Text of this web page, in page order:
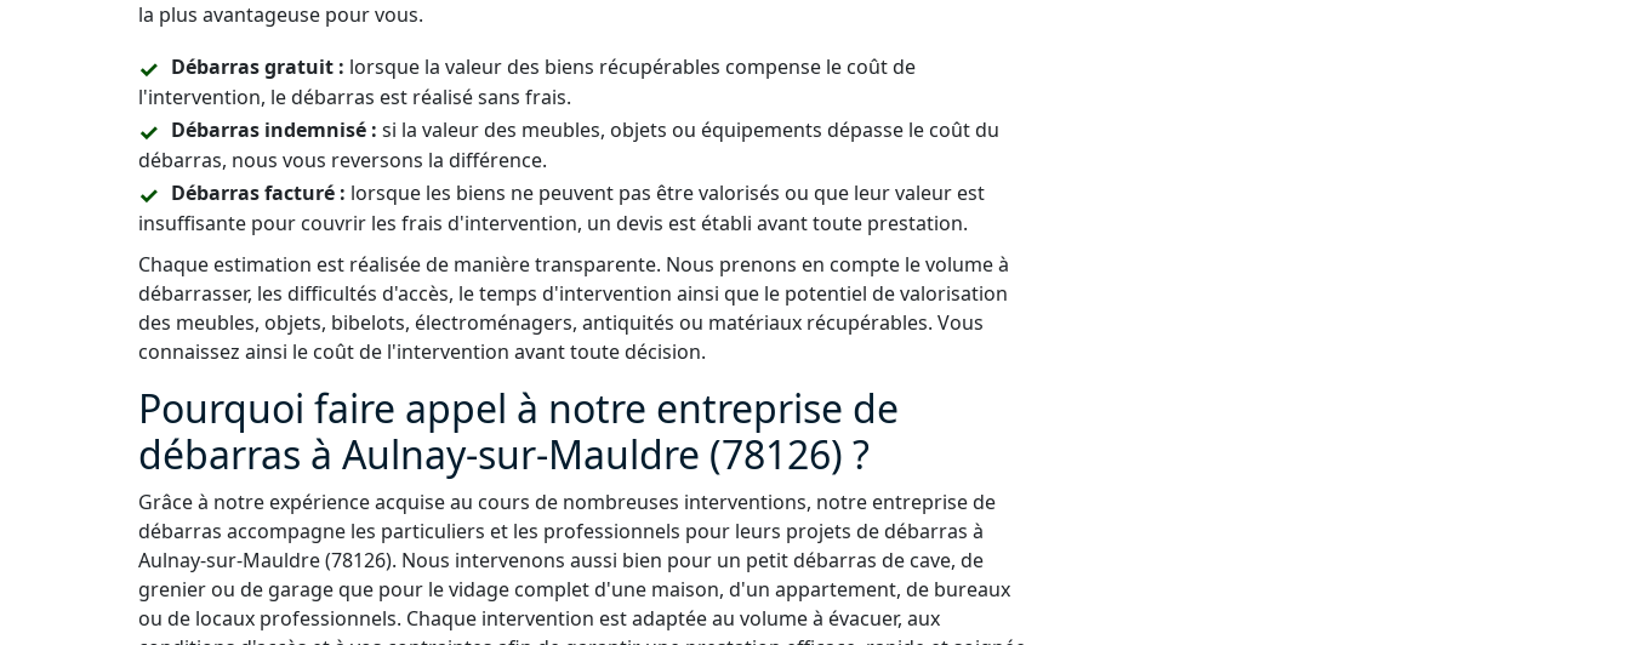
la plus avantageuse pour vous.
Débarras gratuit : lorsque la valeur des biens récupérables compense le coût de
l'intervention, le débarras est réalisé sans frais.
Débarras indemnisé : si la valeur des meubles, objets ou équipements dépasse le coût du
débarras, nous vous reversons la différence.
Débarras facturé : lorsque les biens ne peuvent pas être valorisés ou que leur valeur est
insuffisante pour couvrir les frais d'intervention, un devis est établi avant toute prestation.
Chaque estimation est réalisée de manière transparente. Nous prenons en compte le volume à
débarrasser, les difficultés d'accès, le temps d'intervention ainsi que le potentiel de valorisation
des meubles, objets, bibelots, électroménagers, antiquités ou matériaux récupérables. Vous
connaissez ainsi le coût de l'intervention avant toute décision.
Pourquoi faire appel à notre entreprise de
débarras à Aulnay-sur-Mauldre (78126) ?
Grâce à notre expérience acquise au cours de nombreuses interventions, notre entreprise de
débarras accompagne les particuliers et les professionnels pour leurs projets de débarras à
Aulnay-sur-Mauldre (78126). Nous intervenons aussi bien pour un petit débarras de cave, de
grenier ou de garage que pour le vidage complet d'une maison, d'un appartement, de bureaux
ou de locaux professionnels. Chaque intervention est adaptée au volume à évacuer, aux